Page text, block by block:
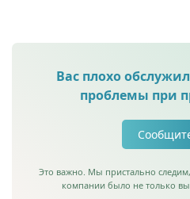
Вас плохо
проблемы при
Это важно. Мы пристально
компании было не только